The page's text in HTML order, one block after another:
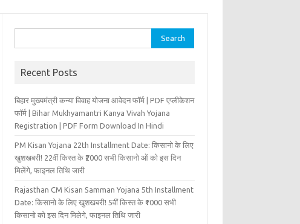
for:
Recent Posts
बिहार मुख्‍यमंत्री कन्‍या विवा‍ह योजना आवेदन फॉर्म | PDF एप्लीकेशन
फॉर्म | Bihar Mukhyamantri Kanya Vivah Yojana
Registration | PDF Form Download In Hindi
PM Kisan Yojana 22th Installment Date: किसानो के लिए
खुशखबरी! 22वीं किस्त के ₹2000 सभी किसानो ओं को इस दिन
मिलेंगे, फाइनल तिथि जारी
Rajasthan CM Kisan Samman Yojana 5th Installment
Date: किसानो के लिए खुशखबरी! 5वीं किस्त के ₹1000 सभी
किसानो को इस दिन मिलेगे, फाइनल तिथि जारी